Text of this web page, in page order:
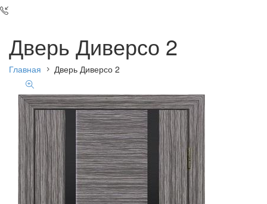
Дверь Диверсо 2
Главная Дверь Диверсо 2